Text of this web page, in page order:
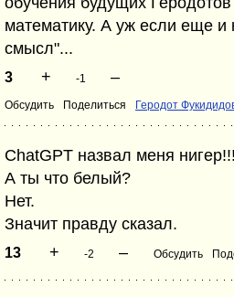
математику. А уж если еще и
смысл"...
3 + -1 –
Обсудить Поделиться Геродот
ChatGPT назвал меня нигер!!!
А ты что белый?
Нет.
Значит правду сказал.
13 + -2 – Обсудить